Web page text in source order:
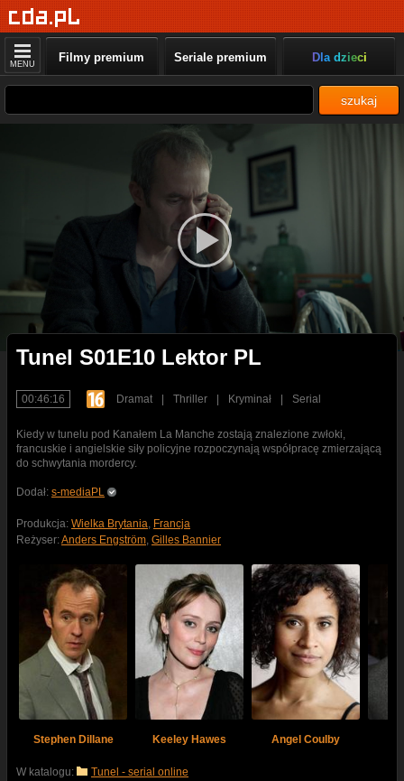
MENU Filmy premium Seriale premium Dla dzieci
szukaj
Tunel S01E10 Lektor PL
00:46:16 Dramat Thriller Kryminał Serial
Kiedy w tunelu pod Kanałem La Manche zostają znalezione zwłoki,
francuskie i angielskie siły policyjne rozpoczynają współpracę zmierzającą
do schwytania mordercy.
Dodał: s-mediaPL
Produkcja: Wielka Brytania, Francja
Reżyser:Anders Engström, Gilles Bannier
Stephen Dillane Keeley Hawes Angel Coulby
W katalogu: Tunel - serial online